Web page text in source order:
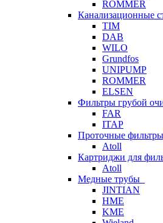
ROMMER
Канализационные
TIM
DAB
WILO
Grundfos
UNIPUMP
ROMMER
ELSEN
Фильтры грубой
FAR
ITAP
Проточные фильтры
Atoll
Картриджи для
Atoll
Медные трубы
JINTIAN
HME
KME